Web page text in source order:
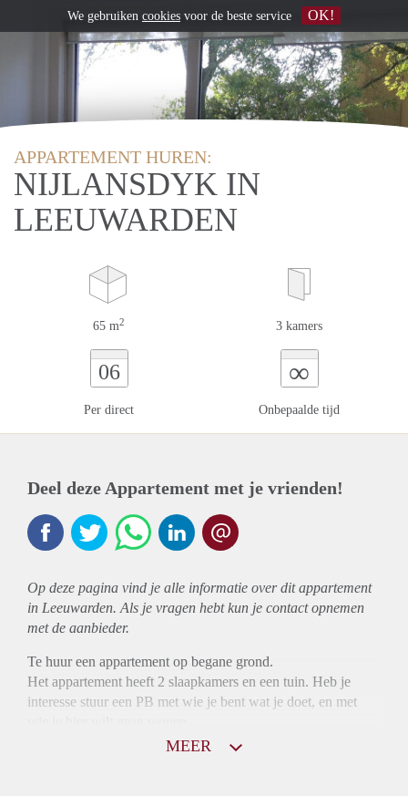
APPARTEMENT HUREN:
NIJLANSDYK IN
LEEUWARDEN
65 m2 3 kamers
06
Per direct
∞
Onbepaalde tijd
Deel deze Appartement met je vrienden!
Op deze pagina vind je alle informatie over ditappartement
in Leeuwarden. Als je vragen hebt kun je contact opnemen
met de aanbieder.
Te huur een appartement op begane grond.
Het appartement heeft 2 slaapkamers en een tuin. Heb je
interesse stuur een PB met wie je bent wat je doet, en met
MEER
We gebruiken cookies voor de beste service OK!